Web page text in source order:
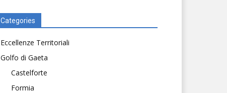
Categories
Eccellenze Territoriali
Golfo di Gaeta
Castelforte
Formia